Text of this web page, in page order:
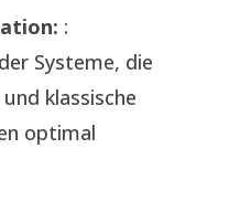
:
Systeme, die
klassische
optimal